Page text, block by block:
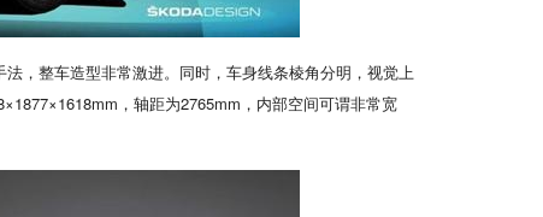
，整车造型非常激进。同时，车身线条棱角分明，视觉上
，轴距为2765mm，内部空间可谓非常宽